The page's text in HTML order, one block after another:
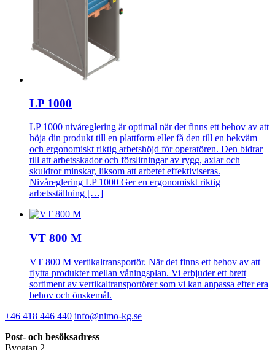
LP 1000
LP 1000 nivåreglering är optimal när det finns ett behov av att
höja din produkt till en plattform eller få den till en bekväm
och ergonomiskt riktig arbetshöjd för operatören. Den bidrar
till att arbetsskador och förslitningar av rygg, axlar och
skuldror minskar, liksom att arbetet effektiviseras.
Nivåreglering LP 1000 Ger en ergonomiskt riktig
arbetsställning […]
VT 800 M
VT 800 M vertikaltransportör. När det finns ett behov av att
flytta produkter mellan våningsplan. Vi erbjuder ett brett
sortiment av vertikaltransportörer som vi kan anpassa efter era
behov och önskemål.
+46 418 446 440 info@nimo-kg.se
Post- och besöksadress
Bygatan 2